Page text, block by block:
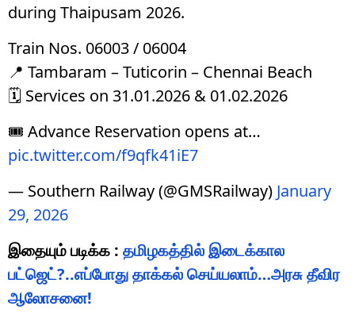
during Thaipusam 2026.
Train Nos. 06003 / 06004
📍 Tambaram – Tuticorin – Chennai Beach
🗓️ Services on 31.01.2026 & 01.02.2026
🎟️ Advance Reservation opens at…
pic.twitter.com/f9qfk41iE7
— Southern Railway (@GMSRailway) January
29, 2026
இதையும் படிக்க : தமிழகத்தில் இடைக்கால
பட்ஜெட்?..எப்போது தாக்கல் செய்யலாம்…அரசு தீவிர
ஆலோசனை!